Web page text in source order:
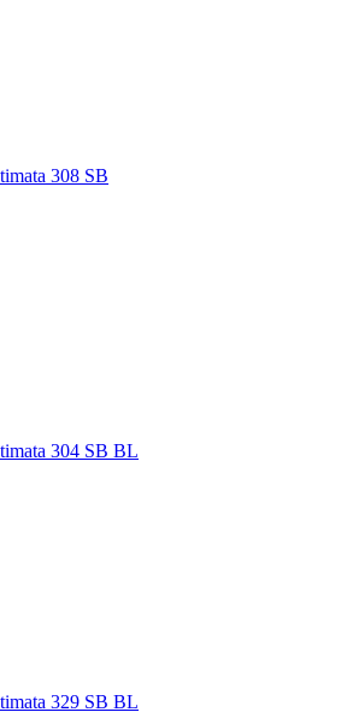
308 SB
304 SB BL
329 SB BL